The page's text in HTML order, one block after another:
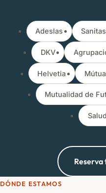
Adeslas Sanitas
DKV
Helvetia
Mutualidad de
Reserva
DÓNDE ESTAMOS